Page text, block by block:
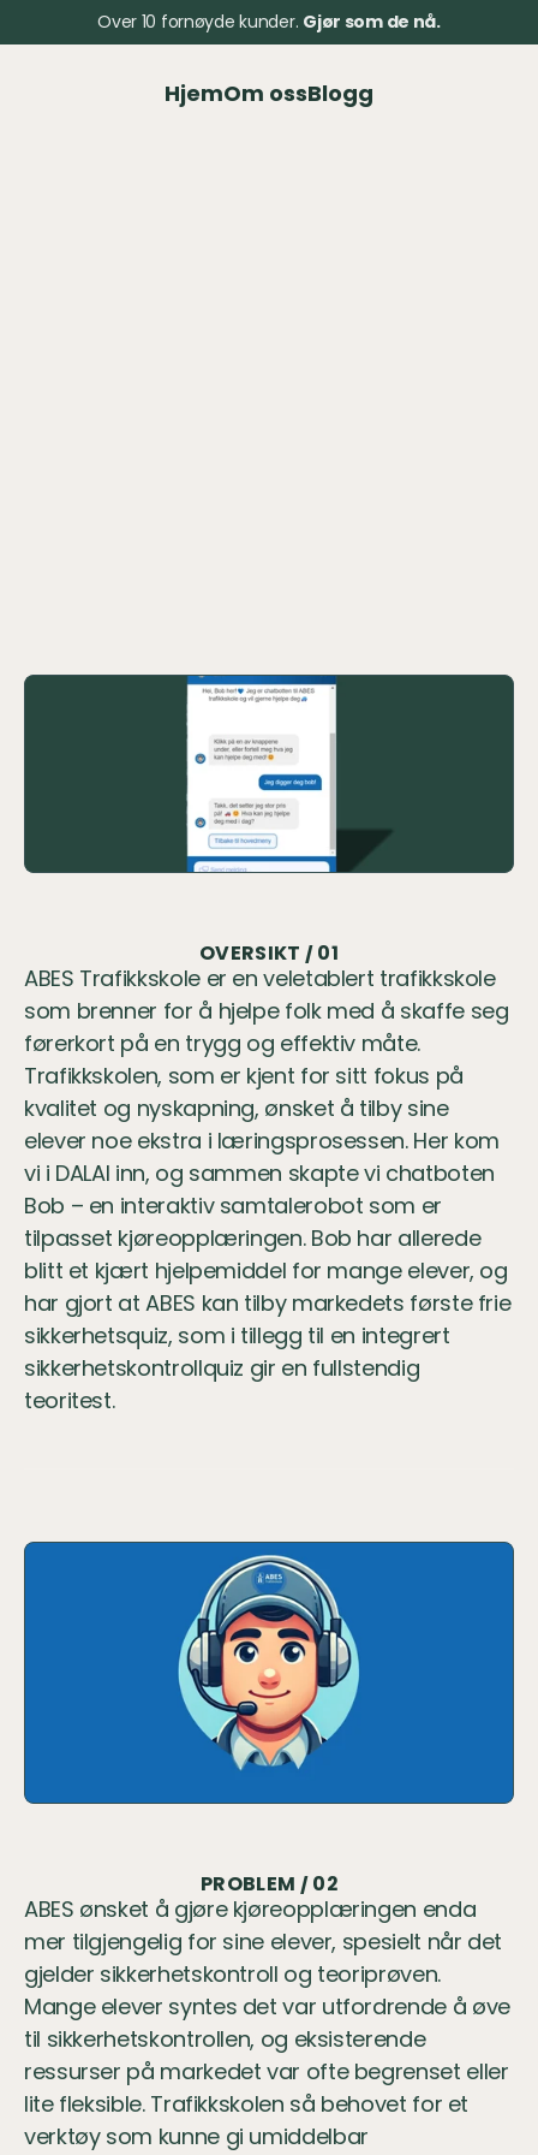
Over 10 fornøyde kunder. Gjør som de nå.
HjemOm ossBlogg
Se den i aksjon Til roboten->
OVERSIKT / 01
ABES Trafikkskole er en veletablert trafikkskole
som brenner for å hjelpe folk med å skaffe seg
førerkort på en trygg og effektiv måte.
Trafikkskolen, som er kjent for sitt fokus på
kvalitet og nyskapning, ønsket å tilby sine
elever noe ekstra i læringsprosessen. Her kom
vi i DALAI inn, og sammen skapte vi chatboten
Bob – en interaktiv samtalerobot som er
tilpasset kjøreopplæringen. Bob har allerede
blitt et kjært hjelpemiddel for mange elever, og
har gjort at ABES kan tilby markedets første frie
sikkerhetsquiz, som i tillegg til en integrert
sikkerhetskontrollquiz gir en fullstendig
teoritest.
PROBLEM / 02
ABES ønsket å gjøre kjøreopplæringen enda
mer tilgjengelig for sine elever, spesielt når det
gjelder sikkerhetskontroll og teoriprøven.
Mange elever syntes det var utfordrende å øve
til sikkerhetskontrollen, og eksisterende
ressurser på markedet var ofte begrenset eller
lite fleksible. Trafikkskolen så behovet for et
verktøy som kunne gi umiddelbar